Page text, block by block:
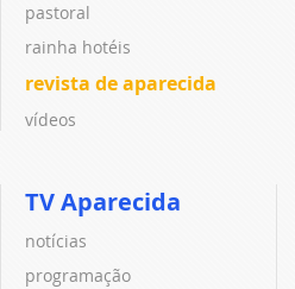
pastoral
rainha hotéis
revista de aparecida
vídeos
TV Aparecida
notícias
programação